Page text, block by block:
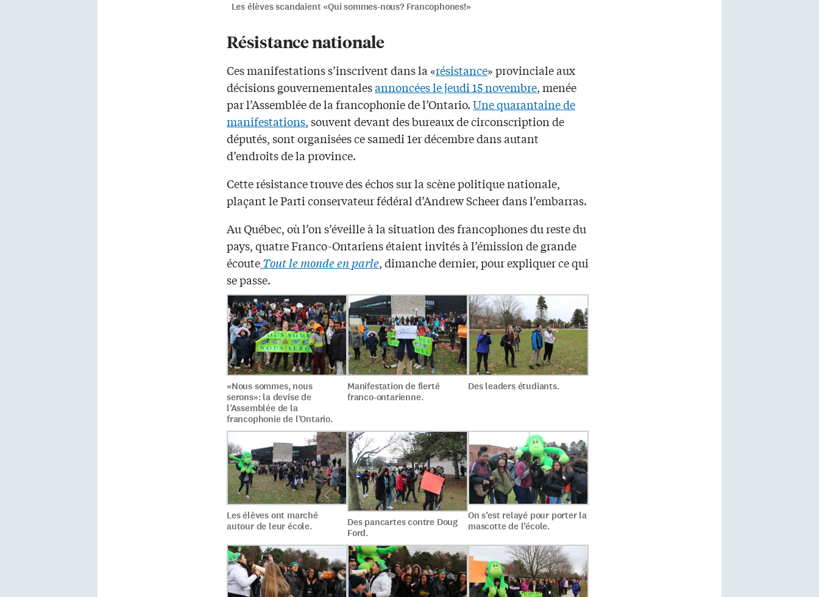
Les élèves scandaient «Qui sommes-nous? Francophones!»
Résistance nationale
Ces manifestations s’inscrivent dans la «résistance» provinciale aux
décisions gouvernementalesannoncées le jeudi 15 novembre, menée
par l’Assemblée de la francophonie de l’Ontario.Une quarantaine de
manifestations, souvent devant des bureaux de circonscription de
députés, sont organisées ce samedi 1er décembre dans autant
d’endroits de la province.
Cette résistance trouve des échos sur la scène politique nationale,
plaçant le Parti conservateur fédéral d’Andrew Scheer dans l’embarras.
Au Québec, où l’on s’éveille à la situation des francophones du reste du
pays, quatre Franco-Ontariens étaient invités à l’émission de grande
écouteTout le monde en parle, dimanche dernier, pour expliquer ce qui
se passe.
«Nous sommes, nous
serons»: la devise de
l’Assemblée de la
francophonie de l’Ontario.
Manifestation de fierté
franco-ontarienne.
Des leaders étudiants.
Les élèves ont marché
autour de leur école.
Des pancartes contre Doug
Ford.
On s’est relayé pour porter la
mascotte de l’école.